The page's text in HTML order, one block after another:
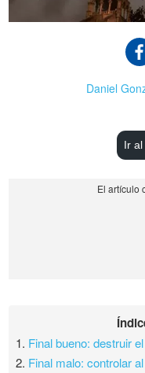
Daniel
Ir
1. Final bueno: destruir
2. Final malo: controlar